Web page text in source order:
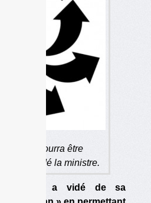
du logo pourra être
», a décidé la ministre.
a vidé de sa